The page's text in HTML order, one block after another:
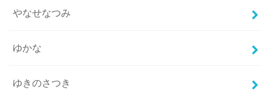
やなせなつみ
ゆかな
ゆきのさつき